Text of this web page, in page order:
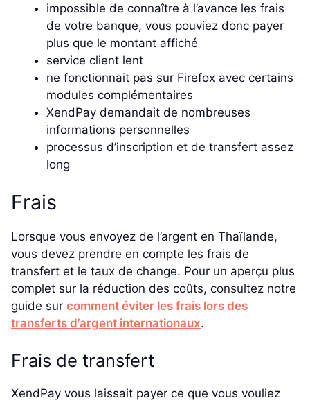
impossible de connaître à l’avance les frais
de votre banque, vous pouviez donc payer
plus que le montant affiché
service client lent
ne fonctionnait pas sur Firefox avec certains
modules complémentaires
XendPay demandait de nombreuses
informations personnelles
processus d’inscription et de transfert assez
long
Frais
Lorsque vous envoyez de l’argent en Thaïlande,
vous devez prendre en compte les frais de
transfert et le taux de change. Pour un aperçu plus
complet sur la réduction des coûts, consultez notre
guide sur comment éviter les frais lors des
transferts d’argent internationaux.
Frais de transfert
XendPay vous laissait payer ce que vous vouliez